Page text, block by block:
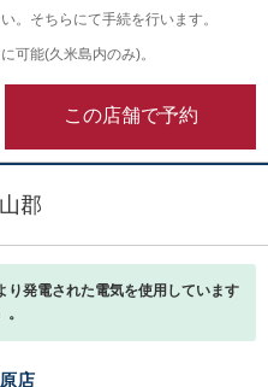
。そちらにて手続を行います。
可能(久米島内のみ)。
この店舗で予約
郡
り発電された電気を使用しています
店